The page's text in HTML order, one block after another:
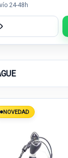
24-48h
NOVEDAD